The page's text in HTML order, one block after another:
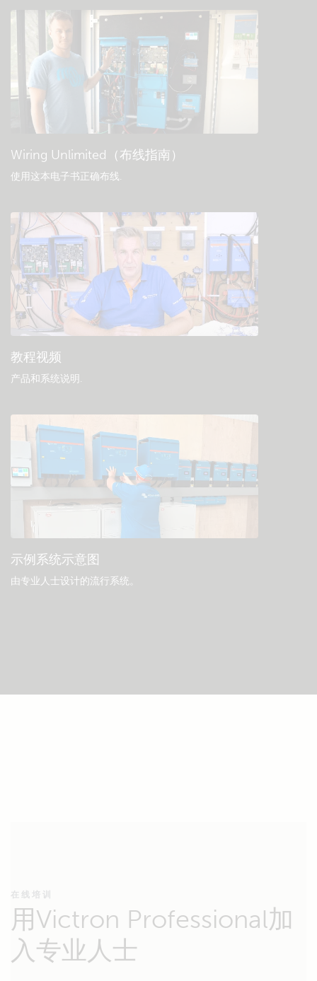
检查社区知识库
一般下载和文档
Wiring Unlimited（布线指南）
使用这本电子书正确布线.
教程视频
产品和系统说明 .
示例系统示意图
由专业人士设计的流行系统。
在线培训
用Victron Professional加
入专业人士